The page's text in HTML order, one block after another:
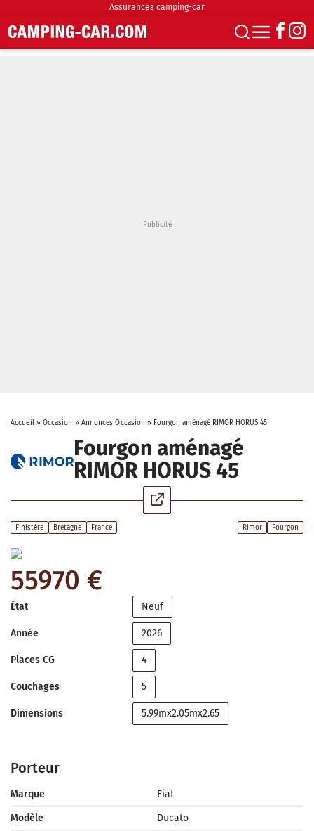
Assurances camping-car
Accueil» Occasion » Annonces Occasion » Fourgon aménagé RIMOR HORUS 45
Fourgon aménagé
RIMOR HORUS 45
Finistère Bretagne France Rimor Fourgon
55970 €
État Neuf
Année 2026
Places CG 4
Couchages 5
Dimensions 5.99mx2.05mx2.65
Porteur
Marque
Fiat
Modèle
Ducato